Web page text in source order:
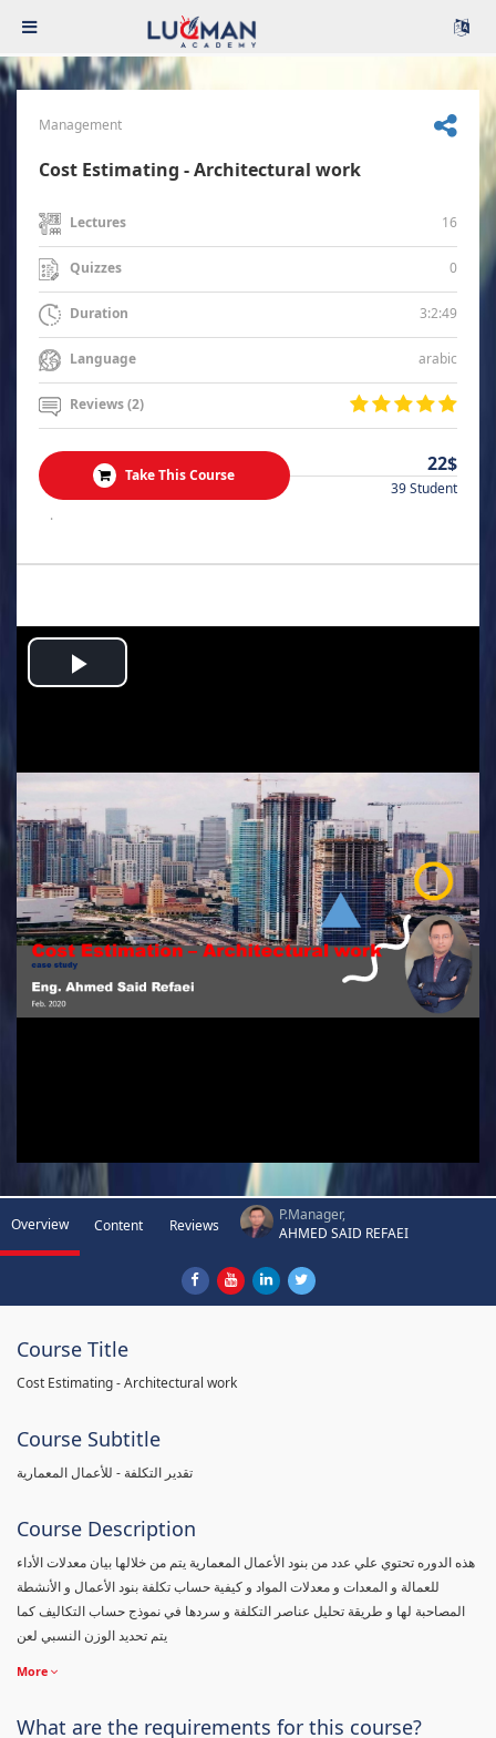
Management
Cost Estimating - Architectural work
Lectures 16
Quizzes 0
Duration 3:2:49
Language arabic
Reviews (2)
Take This Course 22$
39 Student
.
Play
Overview Content Reviews
P.Manager,
AHMED SAID REFAEI
Course Title
Cost Estimating - Architectural work
Course Subtitle
تقدير التكلفة - للأعمال المعمارية
Course Description
هذه الدوره تحتوي علي عدد من بنود الأعمال المعمارية يتم من خلالها بيان معدلات الأداء
للعمالة و المعدات و معدلات المواد و كيفية حساب تكلفة بنود الأعمال و الأنشطة
المصاحبة لها و طريقة تحليل عناصر التكلفة و سردها في نموذج حساب التكاليف كما
يتم تحديد الوزن النسبي لعن
More
What are the requirements for this course?